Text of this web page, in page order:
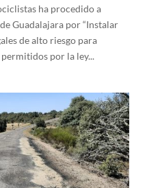
ha procedido a
Guadalajara por “Instalar
de alto riesgo para
por la ley...